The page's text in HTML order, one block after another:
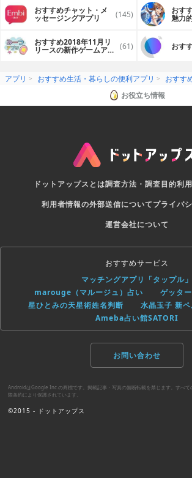
おすすめチャット・メ
ッセージングアプリ (145) おす
魅力
おすすめ2018年11月リ
リースの新作ゲームアプ (61) おす
アプリ おすすめ生活・暮らしの便利アプリ おすす
お役立ち情報
ドットアップスとは調査方法・調査目的利
利用者情報の外部送信についてプライバ
運営会社について
おすすめサービス
マッチングアプリ「タップル」
marouge（マルージュ）占い
ゲッタ
星ひとみの天星術姓名判断
水晶玉子 新
Ameba占い館SATORI
お問い合わせ
AndroidはGoogle Inc.の商標です。掲載記事・写真の無断転載を禁じます。すべて
際条約により保護されています。
©2015 - ドットアップス